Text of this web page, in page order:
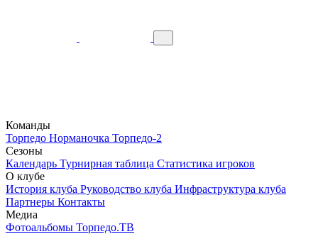
Команды
Торпедо Норманочка Торпедо-2
Сезоны
Календарь Турнирная таблица Статистика игроков
О клубе
История клуба Руководство клуба Инфраструктура клуба
Партнеры Контакты
Медиа
Фотоальбомы Торпедо.ТВ